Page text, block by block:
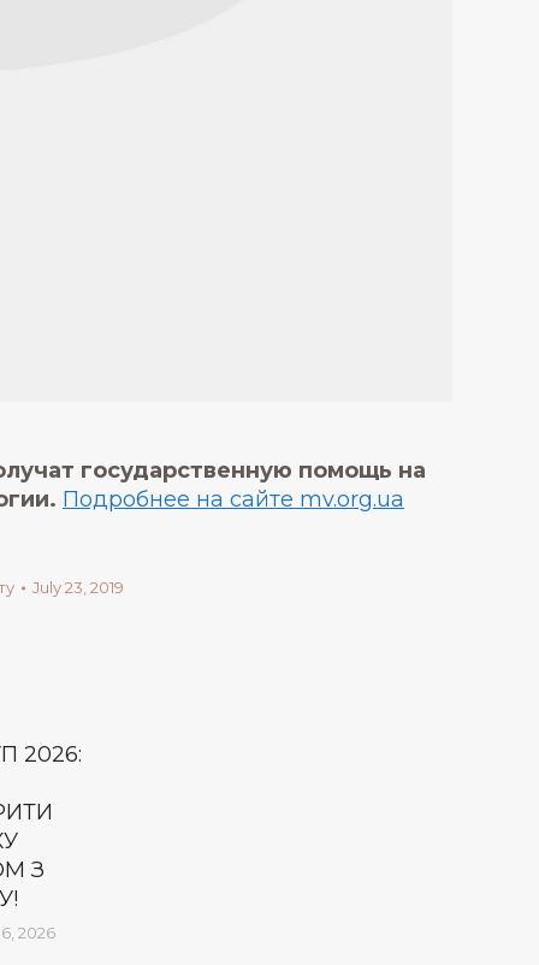
государственную помощь на
Подробнее на сайте mv.org.ua
July 23, 2019
2026:
З
2026